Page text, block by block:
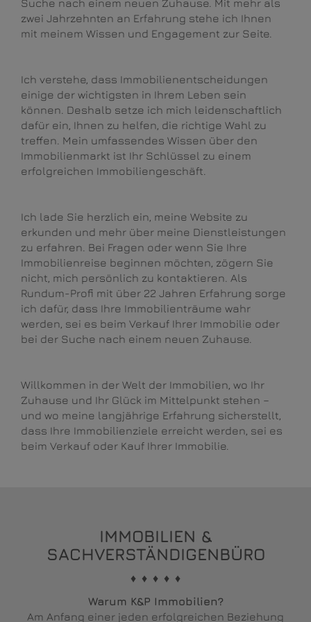
Suche nach einem neuen Zuhause. Mit mehr als
zwei Jahrzehnten an Erfahrung stehe ich Ihnen
mit meinem Wissen und Engagement zur Seite.
Ich verstehe, dass Immobilienentscheidungen
einige der wichtigsten in Ihrem Leben sein
können. Deshalb setze ich mich leidenschaftlich
dafür ein, Ihnen zu helfen, die richtige Wahl zu
treffen. Mein umfassendes Wissen über den
Immobilienmarkt ist Ihr Schlüssel zu einem
erfolgreichen Immobiliengeschäft.
Ich lade Sie herzlich ein, meine Website zu
erkunden und mehr über meine Dienstleistungen
zu erfahren. Bei Fragen oder wenn Sie Ihre
Immobilienreise beginnen möchten, zögern Sie
nicht, mich persönlich zu kontaktieren. Als
Rundum-Profi mit über 22 Jahren Erfahrung sorge
ich dafür, dass Ihre Immobilienträume wahr
werden, sei es beim Verkauf Ihrer Immobilie oder
bei der Suche nach einem neuen Zuhause.
Willkommen in der Welt der Immobilien, wo Ihr
Zuhause und Ihr Glück im Mittelpunkt stehen –
und wo meine langjährige Erfahrung sicherstellt,
dass Ihre Immobilienziele erreicht werden, sei es
beim Verkauf oder Kauf Ihrer Immobilie.
IMMOBILIEN &
SACHVERSTÄNDIGENBÜRO
♦ ♦ ♦ ♦ ♦
Warum K&P Immobilien?
Am Anfang einer jeden erfolgreichen Beziehung